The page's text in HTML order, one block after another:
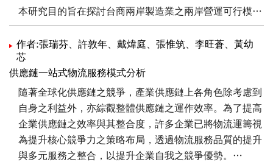
案進行分析探討。實例分析的結果發現，S公司在物流成
本與貨物達交時間等KPI上有非常顯著的改善；顯示集線
式供應鏈運籌系統確實有助於各項流通作業的整合，促使
供應鏈中的各個企業（成員）皆能有效地針對資訊流與物
流進行溝通與整併，並使整體供應鏈能因效率的提升而創
造出更大的經濟效益。
本研究目的旨在探討台商兩岸製造業之兩岸營運可行模
式，藉此了解並改善台商製造業者在大陸進行分工佈局
下，以物流模式來支援其生產所需的服務，以利即時供應
大陸生產工廠之物料零組件需求。
本研究以台灣較具代表性之製造產業做為主要研究對象，
包含：數位相機、工業電腦及液晶面板（TFT-LCD）等三
種產業，聚焦於台商製造業在台灣關鍵零組件與大陸最終
產品製造之間的物流營運模式，創造廠商營運效益最大
化。並使用系統動態學方法論建構案例廠商之生產運籌模
作者:張瑞芬、許敦年、戴煒庭、張惟筑、李旺蒼、黃幼
芯
供應鏈一站式物流服務模式分析
隨著全球化供應鏈之競爭，產業供應鏈上各角色除考慮到
自身之利益外，亦綜觀整體供應鏈之運作效率。為了提高
企業供應鏈之效率與其整合度，許多企業已將物流運籌視
為提升核心競爭力之策略布局，透過物流服務品質的提升
與多元服務之整合，以提升企業自我之競爭優勢。